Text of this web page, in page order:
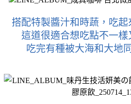
搭配特製醬汁和時蔬，吃
這道很適合想吃點不一
吃完有種被大海和大地